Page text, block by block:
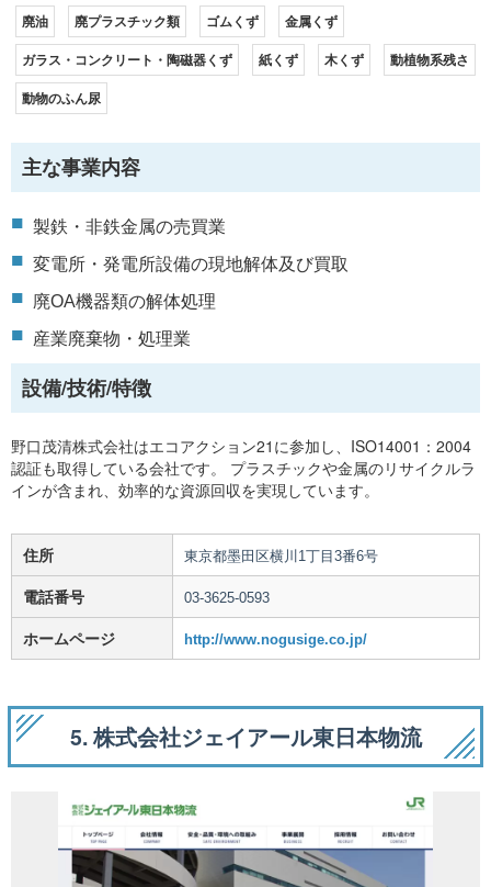
廃油 廃プラスチック類 ゴムくず
金属くず
ガラス・コンクリート・陶磁器くず
紙くず 木くず
動植物系残さ
動物のふん尿
主な事業内容
製鉄・非鉄金属の売買業
変電所・発電所設備の現地解体及び買取
廃OA機器類の解体処理
産業廃棄物・処理業
設備/技術/特徴
野口茂清株式会社はエコアクション21に参加し、ISO14001：2004
認証も取得している会社です。 プラスチックや金属のリサイクルラ
インが含まれ、効率的な資源回収を実現しています。
住所 東京都墨田区横川1丁目3番6号
電話番号 03-3625-0593
ホームページ http://www.nogusige.co.jp/
5. 株式会社ジェイアール東日本物流